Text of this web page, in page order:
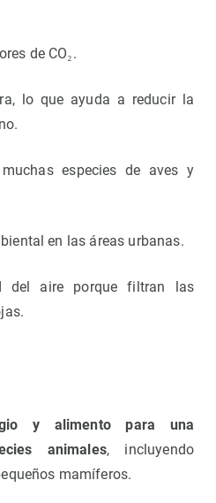
de CO₂.
lo que ayuda a reducir la
especies de aves y
en las áreas urbanas.
del aire porque filtran las
y alimento para una
animales, incluyendo
mamíferos.